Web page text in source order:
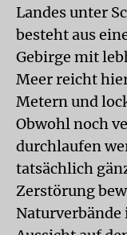
Landes unter
besteht aus
Gebirge mit
Meer reicht
Metern und
Obwohl noch
durchlaufen
tatsächlich
Zerstörung
Naturverbände